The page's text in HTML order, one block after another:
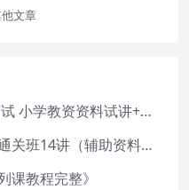
文章
2021年教师资格证统考面试 小学教资资料试讲+答辩
中小学美术面试说课试讲通关班14讲（辅助资料第一套）
课教程完整》